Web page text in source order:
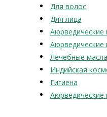
Для волос
Для лица
Аюрведические
Аюрведические
Лечебные масла
Индийская
Гигиена
Аюрведические